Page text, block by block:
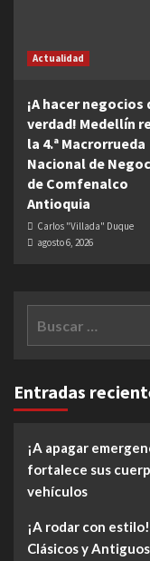
Actualidad
¡A hacer negocios
verdad! Medellín
la 4.ª Macrorrueda
Nacional de
de Comfenalco
Antioquia
Carlos "Villada" Duque
agosto 6, 2026
Entradas
¡A apagar
fortalece sus
vehículos
¡A rodar con
Clásicos y